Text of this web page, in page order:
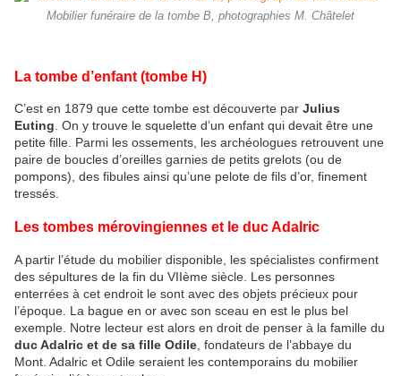
Mobilier funéraire de la tombe B, photographies M. Châtelet
La tombe d’enfant (tombe H)
C’est en 1879 que cette tombe est découverte par Julius
Euting . On y trouve le squelette d’un enfant qui devait être une
petite fille. Parmi les ossements, les archéologues retrouvent une
paire de boucles d’oreilles garnies de petits grelots (ou de
pompons), des fibules ainsi qu’une pelote de fils d’or, finement
tressés.
Les tombes mérovingiennes et le duc Adalric
A partir l’étude du mobilier disponible, les spécialistes confirment
des sépultures de la fin du VIIème siècle. Les personnes
enterrées à cet endroit le sont avec des objets précieux pour
l’époque. La bague en or avec son sceau en est le plus bel
exemple. Notre lecteur est alors en droit de penser à la famille du
duc Adalric et de sa fille Odile , fondateurs de l’abbaye du
Mont. Adalric et Odile seraient les contemporains du mobilier